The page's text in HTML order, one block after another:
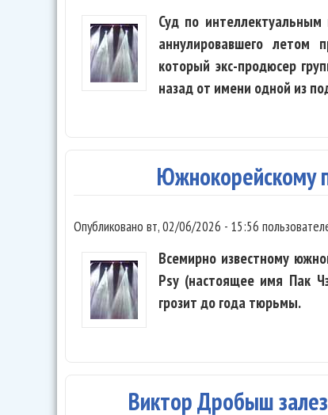
Суд по
аннулировавшего летом
который экс-продюсер
назад от имени одной из
Южнокорейскому
Опубликовано вт, 02/06/2026 - 15:56
Всемирно известному
Psy (настоящее имя Пак
грозит до года тюрьмы.
Виктор Дробыш